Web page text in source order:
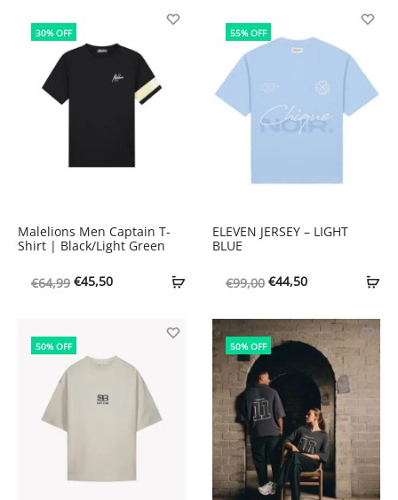
30% OFF
Malelions Men Captain T-
Shirt | Black/Light Green
€64,99 Oorspronkelijke
was:
€64,99.
€45,50Huidige
€45,50.
55% OFF
ELEVEN JERSEY – LIGHT
BLUE
€99,00 Oorspronkelijke
was:
€44,50Huidige
is:
€44,50.
50% OFF 50% OFF